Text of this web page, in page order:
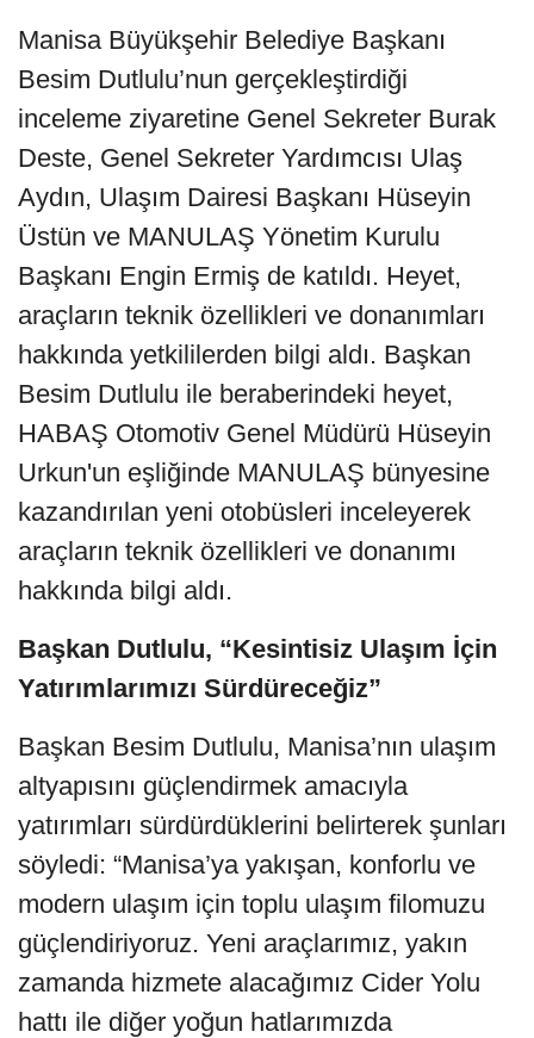
Manisa Büyükşehir Belediye Başkanı
Besim Dutlulu’nun gerçekleştirdiği
inceleme ziyaretine Genel Sekreter Burak
Deste, Genel Sekreter Yardımcısı Ulaş
Aydın, Ulaşım Dairesi Başkanı Hüseyin
Üstün ve MANULAŞ Yönetim Kurulu
Başkanı Engin Ermiş de katıldı. Heyet,
araçların teknik özellikleri ve donanımları
hakkında yetkililerden bilgi aldı. Başkan
Besim Dutlulu ile beraberindeki heyet,
HABAŞ Otomotiv Genel Müdürü Hüseyin
Urkun'un eşliğinde MANULAŞ bünyesine
kazandırılan yeni otobüsleri inceleyerek
araçların teknik özellikleri ve donanımı
hakkında bilgi aldı.
Başkan Dutlulu, “Kesintisiz Ulaşım İçin
Yatırımlarımızı Sürdüreceğiz”
Başkan Besim Dutlulu, Manisa’nın ulaşım
altyapısını güçlendirmek amacıyla
yatırımları sürdürdüklerini belirterek şunları
söyledi: “Manisa’ya yakışan, konforlu ve
modern ulaşım için toplu ulaşım filomuzu
güçlendiriyoruz. Yeni araçlarımız, yakın
zamanda hizmete alacağımız Cider Yolu
hattı ile diğer yoğun hatlarımızda